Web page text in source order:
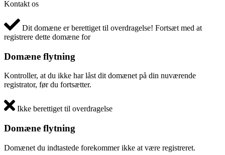
Kontakt os
Dit domæne er berettiget til overdragelse! Fortsæt med at
registrere dette domæne for
Domæne flytning
Kontroller, at du ikke har låst dit domænet på din nuværende
registrator, før du fortsætter.
Ikke berettiget til overdragelse
Domæne flytning
Domænet du indtastede forekommer ikke at være registreret.